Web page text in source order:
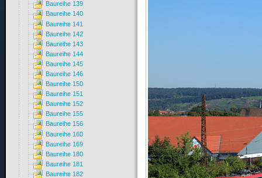
Baureihe 139
Baureihe 140
Baureihe 141
Baureihe 142
Baureihe 143
Baureihe 144
Baureihe 145
Baureihe 146
Baureihe 150
Baureihe 151
Baureihe 152
Baureihe 155
Baureihe 156
Baureihe 160
Baureihe 169
Baureihe 180
Baureihe 181
Baureihe 182